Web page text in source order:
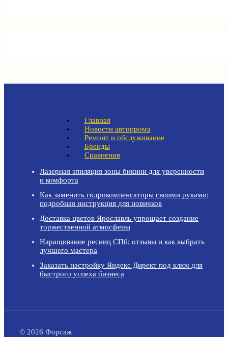
Главная
Новости автопрома
Ремонт и обслуживание
Бренды
Сравнения
Лазерная эпиляция зоны бикини для уверенности
и комфорта
Как заменить гидрокомпенсаторы своими руками:
подробная инструкция для новичков
Доставка цветов Ярославль упрощает создание
торжественной атмосферы
Наращивание ресниц СПб: отзывы и как выбрать
лучшего мастера
Заказать настройку Яндекс Директ под ключ для
быстрого успеха бизнеса
© 2026 Форсаж